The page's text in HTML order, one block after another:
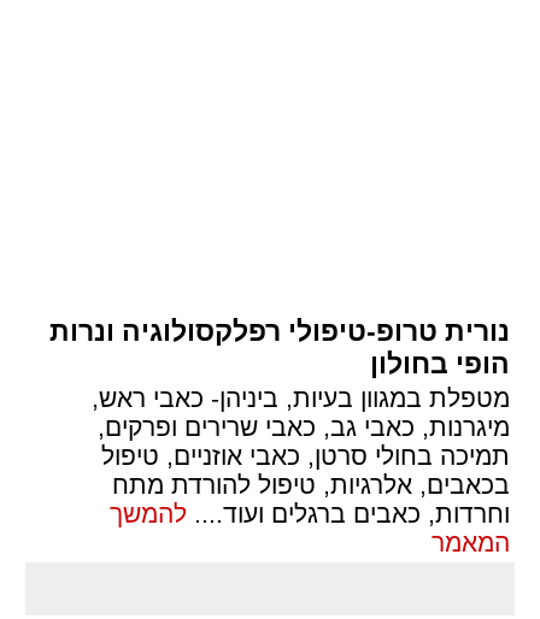
נורית טרופ-טיפולי רפלקסולוגיה ונרות
הופי בחולון
מטפלת במגוון בעיות, ביניהן- כאבי ראש,
מיגרנות, כאבי גב, כאבי שרירים ופרקים,
תמיכה בחולי סרטן, כאבי אוזניים, טיפול
בכאבים, אלרגיות, טיפול להורדת מתח
וחרדות, כאבים ברגלים ועוד.... להמשך
המאמר